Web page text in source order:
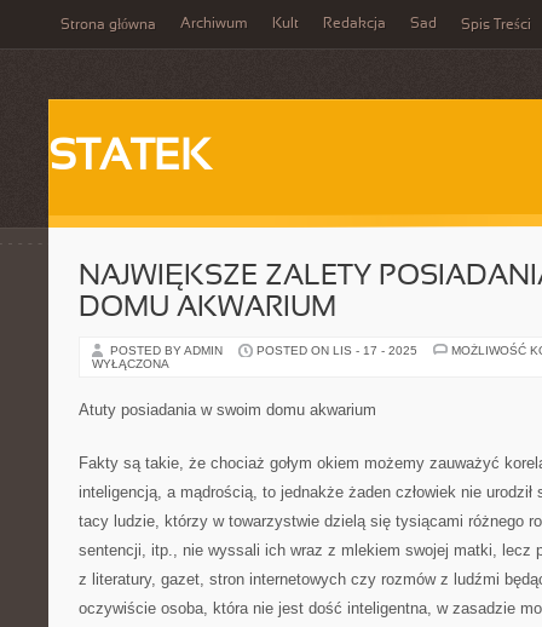
Strona główna Archiwum Kult Redakcja Sad Spis Treści
STATEK
NAJWIĘKSZE ZALETY
DOMU AKWARIUM
POSTED BY ADMIN POSTED ON LIS - 17 - 2025
MOŻLIWOŚĆ
WYŁĄCZONA
Atuty posiadania w swoim domu akwarium
Fakty są takie, że chociaż gołym okiem możemy zauważyć
inteligencją, a mądrością, to jednakże żaden człowiek nie
tacy ludzie, którzy w towarzystwie dzielą się tysiącami różnego
sentencji, itp., nie wyssali ich wraz z mlekiem swojej matki, lecz
z literatury, gazet, stron internetowych czy rozmów z ludźmi
oczywiście osoba, która nie jest dość inteligentna, w zasadzie